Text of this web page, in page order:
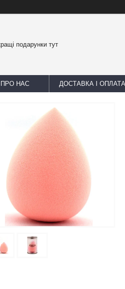
подарунки тут
ПРО НАС ДОСТАВКА І ОПЛАТА